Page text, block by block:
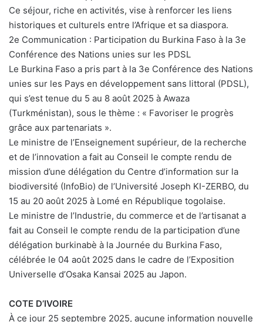
Ce séjour, riche en activités, vise à renforcer les liens
historiques et culturels entre l’Afrique et sa diaspora.
2e Communication : Participation du Burkina Faso à la 3e
Conférence des Nations unies sur les PDSL
Le Burkina Faso a pris part à la 3e Conférence des Nations
unies sur les Pays en développement sans littoral (PDSL),
qui s’est tenue du 5 au 8 août 2025 à Awaza
(Turkménistan), sous le thème : « Favoriser le progrès
grâce aux partenariats ».
Le ministre de l’Enseignement supérieur, de la recherche
et de l’innovation a fait au Conseil le compte rendu de
mission d’une délégation du Centre d’information sur la
biodiversité (InfoBio) de l’Université Joseph KI-ZERBO, du
15 au 20 août 2025 à Lomé en République togolaise.
Le ministre de l’Industrie, du commerce et de l’artisanat a
fait au Conseil le compte rendu de la participation d’une
délégation burkinabè à la Journée du Burkina Faso,
célébrée le 04 août 2025 dans le cadre de l’Exposition
Universelle d’Osaka Kansai 2025 au Japon.
COTE D’IVOIRE
À ce jour 25 septembre 2025, aucune information nouvelle